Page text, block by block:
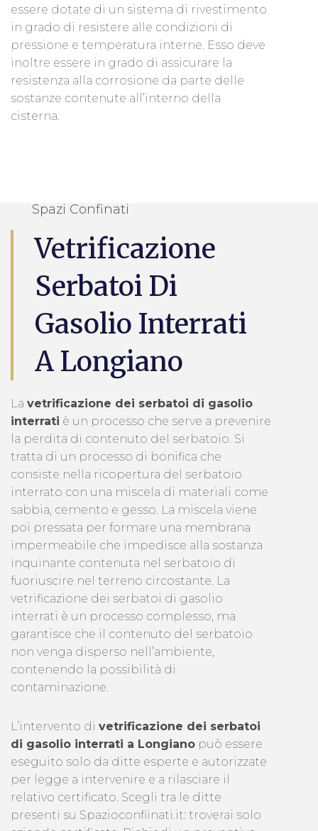
essere dotate di un sistema di rivestimento
in grado di resistere alle condizioni di
pressione e temperatura interne. Esso deve
inoltre essere in grado di assicurare la
resistenza alla corrosione da parte delle
sostanze contenute all’interno della
cisterna.
Spazi Confinati
Vetrificazione
Serbatoi Di
Gasolio Interrati
A Longiano
La vetrificazione dei serbatoi di gasolio
interrati è un processo che serve a prevenire
la perdita di contenuto del serbatoio. Si
tratta di un processo di bonifica che
consiste nella ricopertura del serbatoio
interrato con una miscela di materiali come
sabbia, cemento e gesso. La miscela viene
poi pressata per formare una membrana
impermeabile che impedisce alla sostanza
inquinante contenuta nel serbatoio di
fuoriuscire nel terreno circostante. La
vetrificazione dei serbatoi di gasolio
interrati è un processo complesso, ma
garantisce che il contenuto del serbatoio
non venga disperso nell’ambiente,
contenendo la possibilità di
contaminazione.
L’intervento di vetrificazione dei serbatoi
di gasolio interrati a Longiano può essere
eseguito solo da ditte esperte e autorizzate
per legge a intervenire e a rilasciare il
relativo certificato. Scegli tra le ditte
presenti su Spazioconfiinati.it: troverai solo